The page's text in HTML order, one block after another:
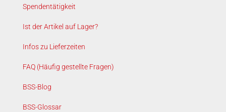
Spendentätigkeit
Ist der Artikel auf Lager?
Infos zu Lieferzeiten
FAQ (Häufig gestellte Fragen)
BSS-Blog
BSS-Glossar